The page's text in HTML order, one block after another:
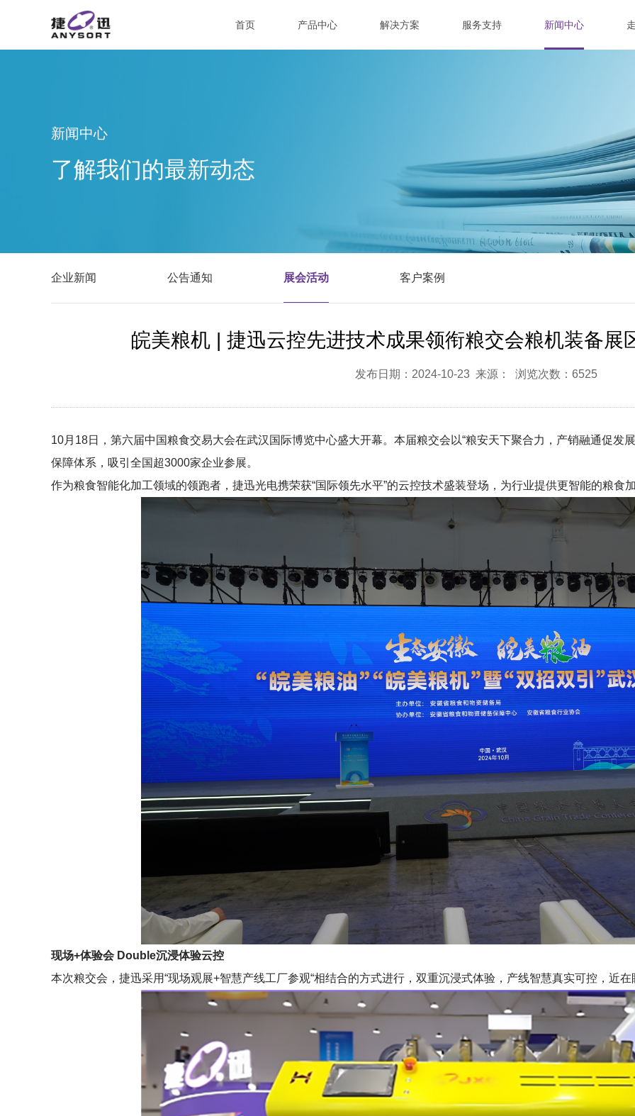
首页 产品中心 解决方案 服务支持 新闻中心
新闻中心
了解我们的最新动态
企业新闻 公告通知 展会活动 客户案例
皖美粮机 | 捷迅云控先进技术成果领衔粮交会粮机装备展
发布日期：2024-10-23 来源： 浏览次数：6525
10月18日，第六届中国粮食交易大会在武汉国际博览中心盛大开幕。本届粮交会以“粮安天下聚合力，产销融通促发
保障体系，吸引全国超3000家企业参展。
作为粮食智能化加工领域的领跑者，捷迅光电携荣获“国际领先水平”的云控技术盛装登场，为行业提供更智能的粮食
现场+体验会 Double沉浸体验云控
本次粮交会，捷迅采用“现场观展+智慧产线工厂参观“相结合的方式进行，双重沉浸式体验，产线智慧真实可控，近在